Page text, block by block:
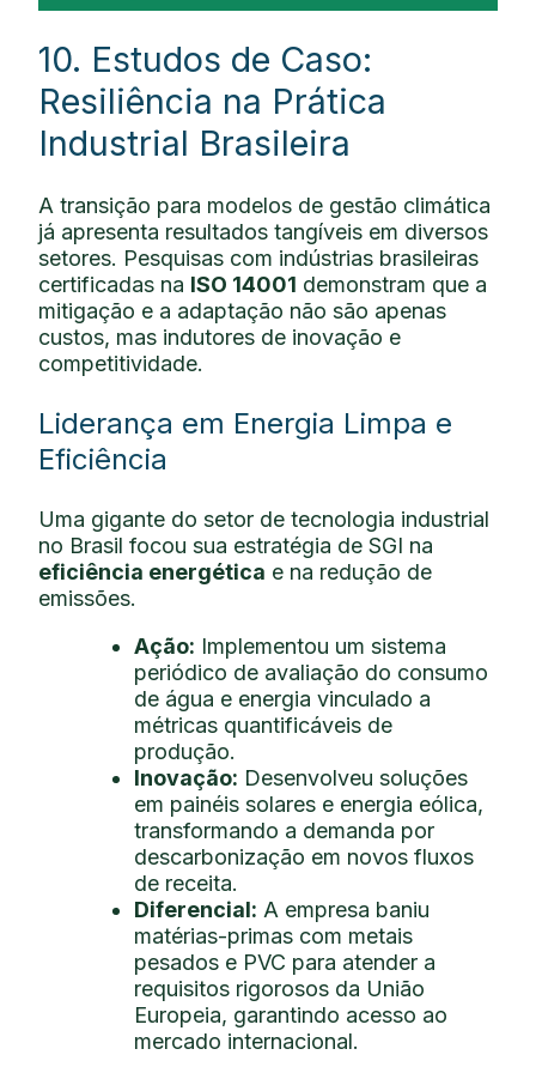
10. Estudos de Caso:
Resiliência na Prática
Industrial Brasileira
A transição para modelos de gestão climática
já apresenta resultados tangíveis em diversos
setores. Pesquisas com indústrias brasileiras
certificadas na ISO 14001 demonstram que a
mitigação e a adaptação não são apenas
custos, mas indutores de inovação e
competitividade.
Liderança em Energia Limpa e
Eficiência
Uma gigante do setor de tecnologia industrial
no Brasil focou sua estratégia de SGI na
eficiência energética e na redução de
emissões.
Ação: Implementou um sistema
periódico de avaliação do consumo
de água e energia vinculado a
métricas quantificáveis de
produção.
Inovação: Desenvolveu soluções
em painéis solares e energia eólica,
transformando a demanda por
descarbonização em novos fluxos
de receita.
Diferencial: A empresa baniu
matérias-primas com metais
pesados e PVC para atender a
requisitos rigorosos da União
Europeia, garantindo acesso ao
mercado internacional.